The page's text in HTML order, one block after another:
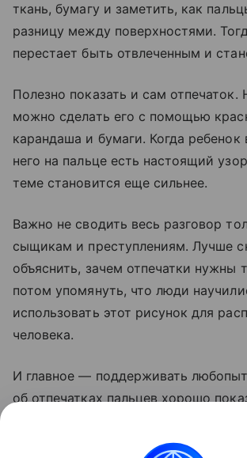
ткань, бумагу и заметить, как
разницу между поверхностями.
перестает быть отвлеченным и
Полезно показать и сам отпечаток.
можно сделать его с помощью
карандаша и бумаги. Когда ребенок
него на пальце есть настоящий
теме становится еще сильнее.
Важно не сводить весь разговор
сыщикам и преступлениям. Лучше
объяснить, зачем отпечатки нужны
потом упомянуть, что люди
использовать этот рисунок для
человека.
И главное — поддерживать
об отпечатках пальцев хорошо
нашего тела не случайны и каждая